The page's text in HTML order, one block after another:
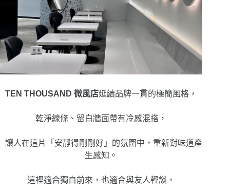
TEN THOUSAND 微風店延續品牌一貫的極簡風格，
乾淨線條、留白牆面帶有冷感混搭，
讓人在這片「安靜得剛剛好」的氛圍中，重新對味道產
生感知。
這裡適合獨自前來，也適合與友人輕談，